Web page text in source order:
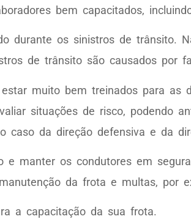
bem capacitados,
durante os sinistros de trânsito.
de trânsito são causados por
muito bem treinados para as
situações de risco, podendo
caso da direção defensiva e da
manter os condutores em
da frota e multas, por
a capacitação da sua frota.